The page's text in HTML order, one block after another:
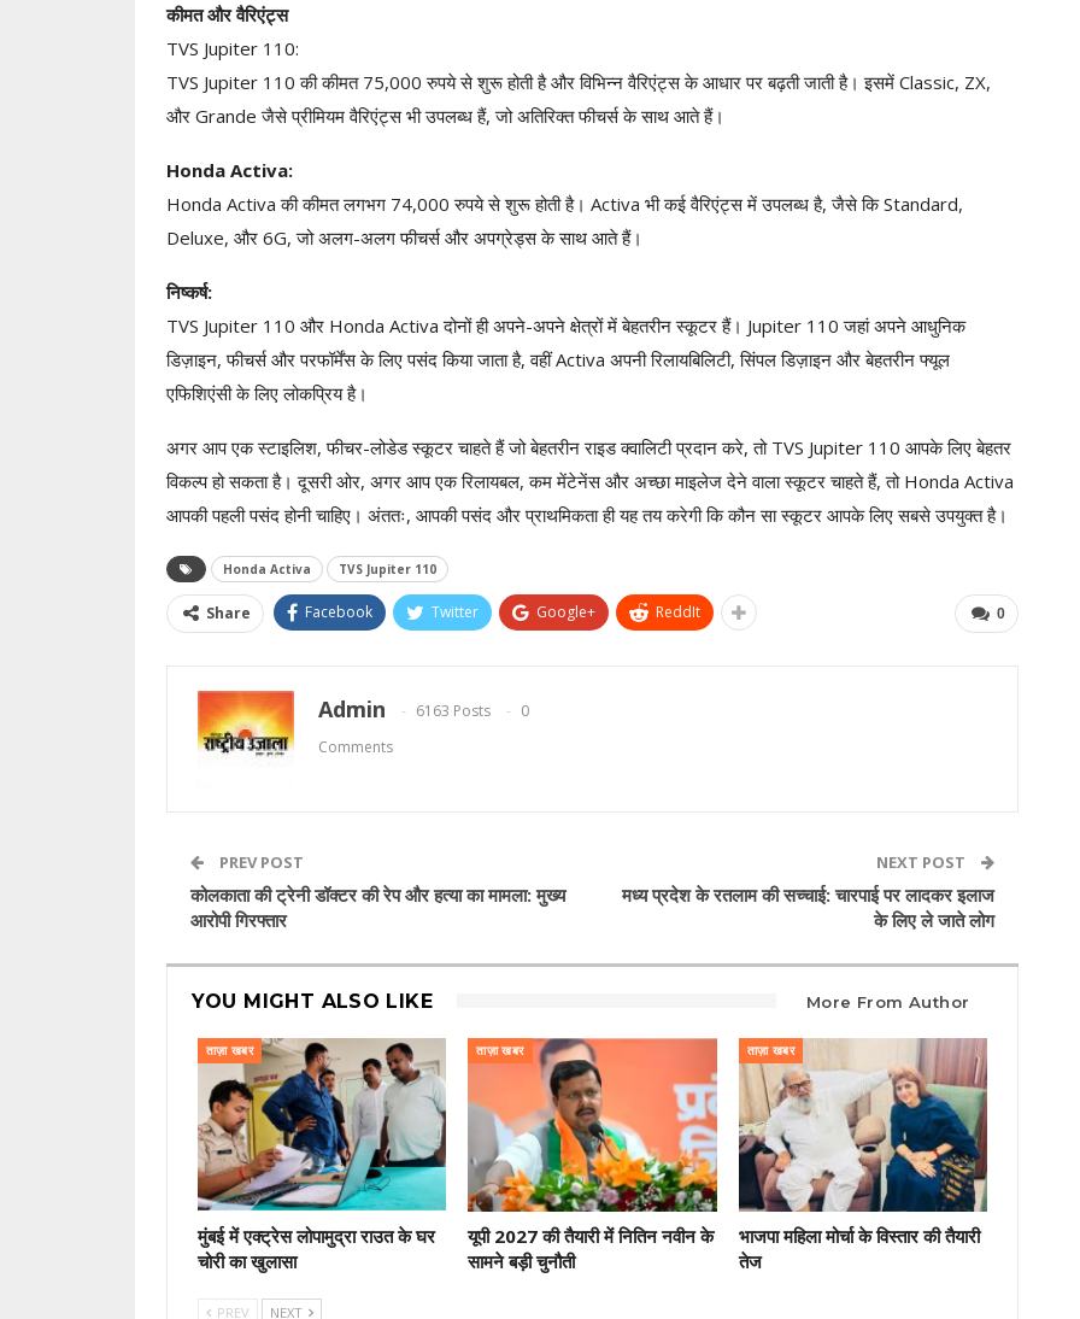
कीमत और वैरिएंट्स
TVS Jupiter 110:
TVS Jupiter 110 की कीमत 75,000 रुपये से शुरू होती है और विभिन्न वैरिएंट्स के आधार पर बढ़ती जाती है। इसमें Classic, ZX,
और Grande जैसे प्रीमियम वैरिएंट्स भी उपलब्ध हैं, जो अतिरिक्त फीचर्स के साथ आते हैं।
Honda Activa:
Honda Activa की कीमत लगभग 74,000 रुपये से शुरू होती है। Activa भी कई वैरिएंट्स में उपलब्ध है, जैसे कि Standard,
Deluxe, और 6G, जो अलग-अलग फीचर्स और अपग्रेड्स के साथ आते हैं।
निष्कर्ष:
TVS Jupiter 110 और Honda Activa दोनों ही अपने-अपने क्षेत्रों में बेहतरीन स्कूटर हैं। Jupiter 110 जहां अपने आधुनिक
डिज़ाइन, फीचर्स और परफॉर्मेंस के लिए पसंद किया जाता है, वहीं Activa अपनी रिलायबिलिटी, सिंपल डिज़ाइन और बेहतरीन फ्यूल
एफिशिएंसी के लिए लोकप्रिय है।
अगर आप एक स्टाइलिश, फीचर-लोडेड स्कूटर चाहते हैं जो बेहतरीन राइड क्वालिटी प्रदान करे, तो TVS Jupiter 110 आपके लिए बेहतर
विकल्प हो सकता है। दूसरी ओर, अगर आप एक रिलायबल, कम मेंटेनेंस और अच्छा माइलेज देने वाला स्कूटर चाहते हैं, तो Honda Activa
आपकी पहली पसंद होनी चाहिए। अंततः, आपकी पसंद और प्राथमिकता ही यह तय करेगी कि कौन सा स्कूटर आपके लिए सबसे उपयुक्त है।
Honda Activa TVS Jupiter 110
0
Share Facebook Twitter Google+ ReddIt
Admin 6163 Posts
0
Comments
PREV POST
कोलकाता की ट्रेनी डॉक्टर की रेप और हत्या का मामला: मुख्य
आरोपी गिरफ्तार
NEXT POST
मध्य प्रदेश के रतलाम की सच्चाई: चारपाई पर लादकर इलाज
के लिए ले जाते लोग
YOU MIGHT ALSO LIKE More From Author
ताज़ा खबर
मुंबई में एक्ट्रेस लोपामुद्रा राउत के घर
चोरी का खुलासा
ताज़ा खबर
यूपी 2027 की तैयारी में नितिन नवीन के
सामने बड़ी चुनौती
ताज़ा खबर
भाजपा महिला मोर्चा के विस्तार की तैयारी
तेज
PREV NEXT